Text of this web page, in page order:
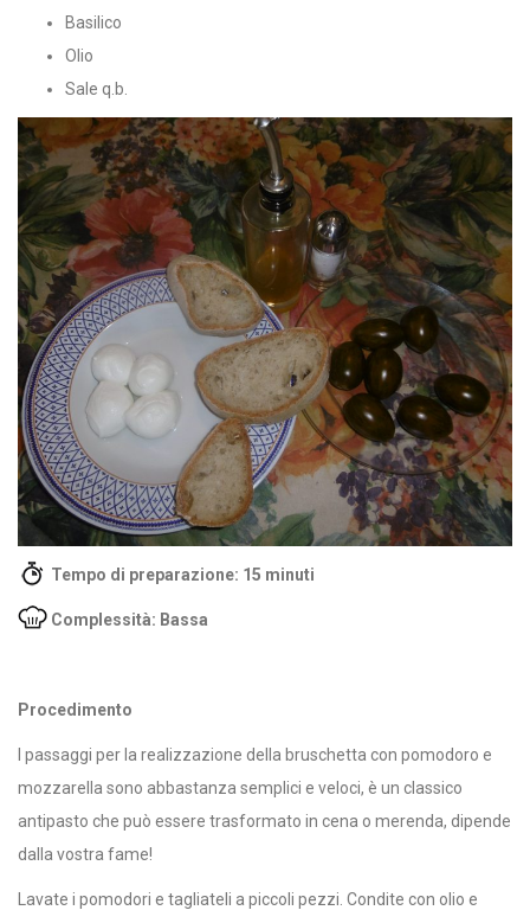
Basilico
Olio
Sale q.b.
Tempo di preparazione: 15 minuti
Complessità: Bassa
Procedimento
I passaggi per la realizzazione della bruschetta con pomodoro e
mozzarella sono abbastanza semplici e veloci, è un classico
antipasto che può essere trasformato in cena o merenda, dipende
dalla vostra fame!
Lavate i pomodori e tagliateli a piccoli pezzi. Condite con olio e